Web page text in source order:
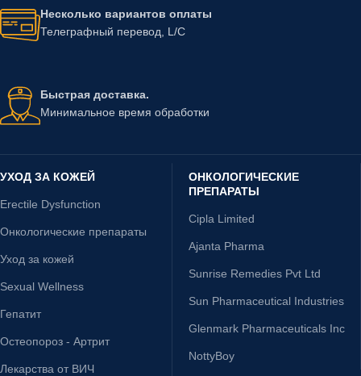
Несколько вариантов оплаты
Телеграфный перевод, L/C
Быстрая доставка.
Минимальное время обработки
УХОД ЗА КОЖЕЙ
Erectile Dysfunction
Онкологические препараты
Уход за кожей
Sexual Wellness
Гепатит
Остеопороз - Артрит
Лекарства от ВИЧ
ОНКОЛОГИЧЕСКИЕ
ПРЕПАРАТЫ
Cipla Limited
Ajanta Pharma
Sunrise Remedies Pvt Ltd
Sun Pharmaceutical Industries
Glenmark Pharmaceuticals Inc
NottyBoy